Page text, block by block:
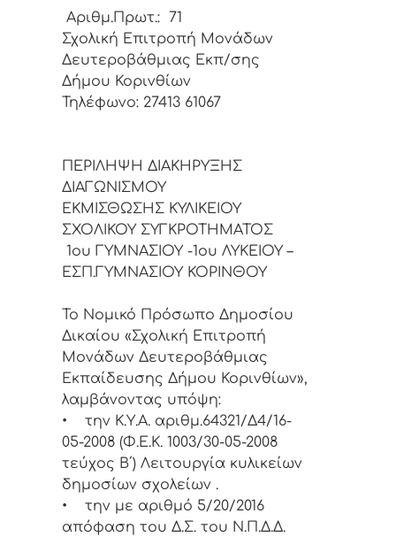
Αριθμ.Πρωτ.: 71
Σχολική Επιτροπή Μονάδων
Δευτεροβάθμιας Εκπ/σης
Δήμου Κορινθίων
Τηλέφωνο: 27413 61067
ΠΕΡΙΛΗΨΗ ΔΙΑΚΗΡΥΞΗΣ
ΔΙΑΓΩΝΙΣΜΟΥ
ΕΚΜΙΣΘΩΣΗΣ ΚΥΛΙΚΕΙΟΥ
ΣΧΟΛΙΚΟΥ ΣΥΓΚΡΟΤΗΜΑΤΟΣ
1ου ΓΥΜΝΑΣΙΟΥ -1ου ΛΥΚΕΙΟΥ –
ΕΣΠ.ΓΥΜΝΑΣΙΟΥ ΚΟΡΙΝΘΟΥ
Το Νομικό Πρόσωπο Δημοσίου
Δικαίου «Σχολική Επιτροπή
Μονάδων Δευτεροβάθμιας
Εκπαίδευσης Δήμου Κορινθίων»,
λαμβάνοντας υπόψη:
• την Κ.Υ.Α. αριθμ.64321/Δ4/16-
05-2008 (Φ.Ε.Κ. 1003/30-05-2008
τεύχος Β΄) Λειτουργία κυλικείων
δημοσίων σχολείων .
• την με αριθμό 5/20/2016
απόφαση του Δ.Σ. του Ν.Π.Δ.Δ.